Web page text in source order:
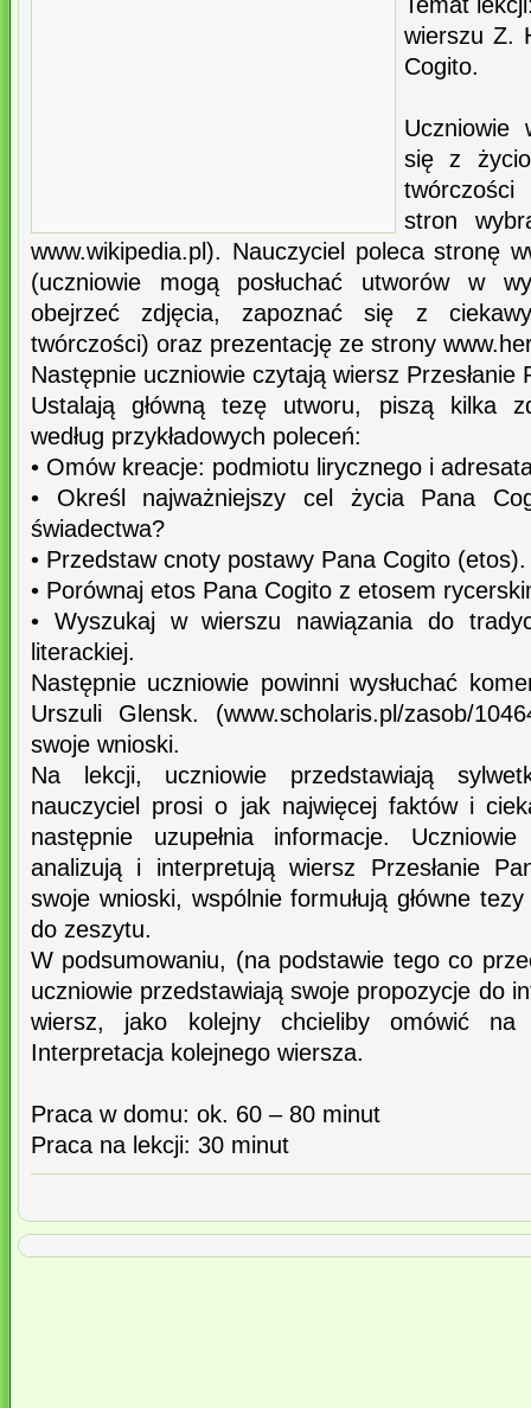
wierszu Z.
Cogito.
Uczniowie
się z
stron
www.wikipedia.pl). Nauczyciel poleca stronę
(uczniowie mogą posłuchać utworów w
obejrzeć zdjęcia, zapoznać się z
twórczości) oraz prezentację ze strony
Następnie uczniowie czytają wiersz Przesłanie
Ustalają główną tezę utworu, piszą kilka
według przykładowych poleceń:
• Omów kreacje: podmiotu lirycznego i
• Określ najważniejszy cel życia Pana
świadectwa?
• Przedstaw cnoty postawy Pana Cogito (etos).
• Porównaj etos Pana Cogito z etosem
• Wyszukaj w wierszu nawiązania do
literackiej.
Następnie uczniowie powinni wysłuchać
Urszuli Glensk. (www.scholaris.pl/zasob/
swoje wnioski.
Na lekcji, uczniowie przedstawiają
nauczyciel prosi o jak najwięcej faktów i
następnie uzupełnia informacje.
analizują i interpretują wiersz Przesłanie
swoje wnioski, wspólnie formułują główne
do zeszytu.
W podsumowaniu, (na podstawie tego co
uczniowie przedstawiają swoje propozycje do
wiersz, jako kolejny chcieliby omówić na
Interpretacja kolejnego wiersza.
Praca w domu: ok. 60 – 80 minut
Praca na lekcji: 30 minut